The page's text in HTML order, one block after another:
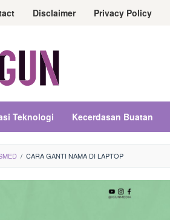
Disclaimer Privacy Policy
Teknologi Kecerdasan Buatan
/ CARA GANTI NAMA DI LAPTOP